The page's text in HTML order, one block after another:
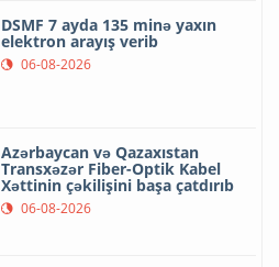
DSMF 7 ayda 135 minə yaxın
elektron arayış verib
06-08-2026
Azərbaycan və Qazaxıstan
Transxəzər Fiber-Optik Kabel
Xəttinin çəkilişini başa çatdırıb
06-08-2026